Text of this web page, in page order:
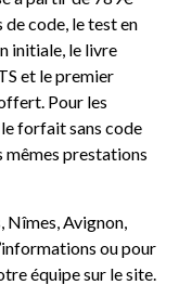
code, le test en
initiale, le livre
et le premier
Pour les
forfait sans code
mêmes prestations
Avignon,
ou pour
équipe sur le site.